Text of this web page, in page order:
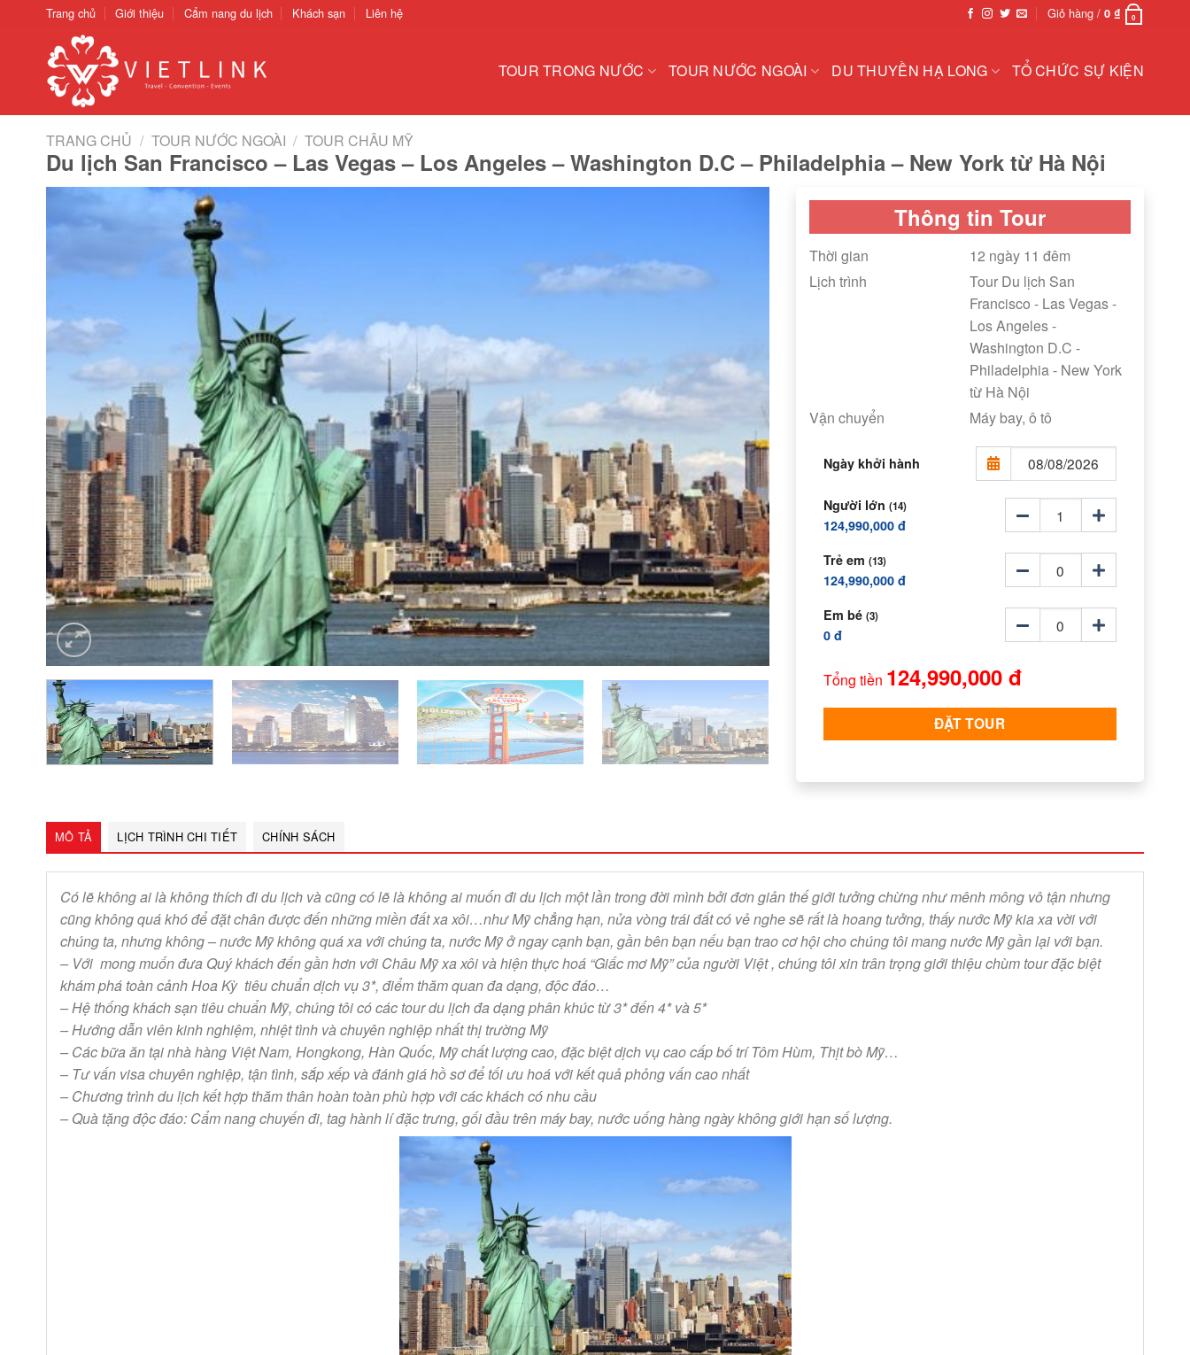
ChuyểnTrang chủ Giới thiệu Cẩm nang du lịch Khách sạn Liên hệ Giỏ hàng / 0 ₫ 0
TOUR TRONG NƯỚC TOUR NƯỚC NGOÀI DU THUYỀN HẠ LONG TỔ CHỨC SỰ KIỆN
TRANG CHỦ / TOUR NƯỚC NGOÀI / TOUR CHÂU MỸ
Du lịch San Francisco – Las Vegas – Los Angeles – Washington D.C – Philadelphia – New York từ Hà Nội
Thông tin Tour
Thời gian
12 ngày 11 đêm
Lịch trình
Tour Du lịch San
Francisco - Las Vegas -
Los Angeles -
Washington D.C -
Philadelphia - New York
từ Hà Nội
Vận chuyển
Máy bay, ô tô
Ngày khởi hành
Người lớn (14)
124,990,000 đ
Trẻ em (13)
124,990,000 đ
Em bé (3)
0 đ
Tổng tiền 124,990,000 đ
ĐẶT TOUR
MÔ TẢ LỊCH TRÌNH CHI TIẾT CHÍNH SÁCH
Có lẽ không ai là không thích đi du lịch và cũng có lẽ là không ai muốn đi du lịch một lần trong đời mình bởi đơn giản thế giới tưởng chừng như mênh mông vô tận nhưng
cũng không quá khó để đặt chân được đến những miền đất xa xôi…như Mỹ chẳng hạn, nửa vòng trái đất có vẻ nghe sẽ rất là hoang tưởng, thấy nước Mỹ kia xa vời với
chúng ta, nhưng không – nước Mỹ không quá xa với chúng ta, nước Mỹ ở ngay cạnh bạn, gần bên bạn nếu bạn trao cơ hội cho chúng tôi mang nước Mỹ gần lại với bạn.
– Với mong muốn đưa Quý khách đến gần hơn với Châu Mỹ xa xôi và hiện thực hoá “Giấc mơ Mỹ” của người Việt , chúng tôi xin trân trọng giới thiệu chùm tour đặc biệt
khám phá toàn cảnh Hoa Kỳ tiêu chuẩn dịch vụ 3*, điểm thăm quan đa dạng, độc đáo…
– Hệ thống khách sạn tiêu chuẩn Mỹ, chúng tôi có các tour du lịch đa dạng phân khúc từ 3* đến 4* và 5*
– Hướng dẫn viên kinh nghiệm, nhiệt tình và chuyên nghiệp nhất thị trường Mỹ
– Các bữa ăn tại nhà hàng Việt Nam, Hongkong, Hàn Quốc, Mỹ chất lượng cao, đặc biệt dịch vụ cao cấp bố trí Tôm Hùm, Thịt bò Mỹ…
– Tư vấn visa chuyên nghiệp, tận tình, sắp xếp và đánh giá hồ sơ để tối ưu hoá với kết quả phỏng vấn cao nhất
– Chương trình du lịch kết hợp thăm thân hoàn toàn phù hợp với các khách có nhu cầu
– Quà tặng độc đáo: Cẩm nang chuyến đi, tag hành lí đặc trưng, gối đầu trên máy bay, nước uống hàng ngày không giới hạn số lượng.